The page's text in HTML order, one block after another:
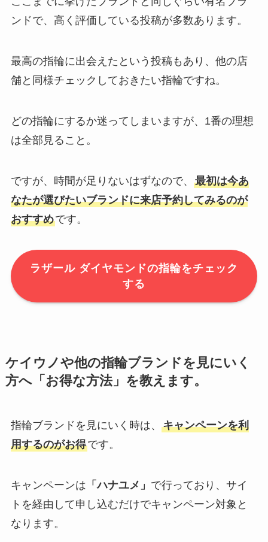
ンドで、高く評価している投稿が多数あります。
最高の指輪に出会えたという投稿もあり、他の店
舗と同様チェックしておきたい指輪ですね。
どの指輪にするか迷ってしまいますが、1番の理想
は全部見ること。
ですが、時間が足りないはずなので、 最初は今あ
なたが選びたいブランドに来店予約してみるのが
おすすめです。
ラザール ダイヤモンドの指輪をチェック
する
ケイウノや他の指輪ブランドを見にいく
方へ「お得な方法」を教えます。
指輪ブランドを見にいく時は、 キャンペーンを利
用するのがお得です。
キャンペーンは 「ハナユメ」 で行っており、サイ
トを経由して申し込むだけでキャンペーン対象と
なります。